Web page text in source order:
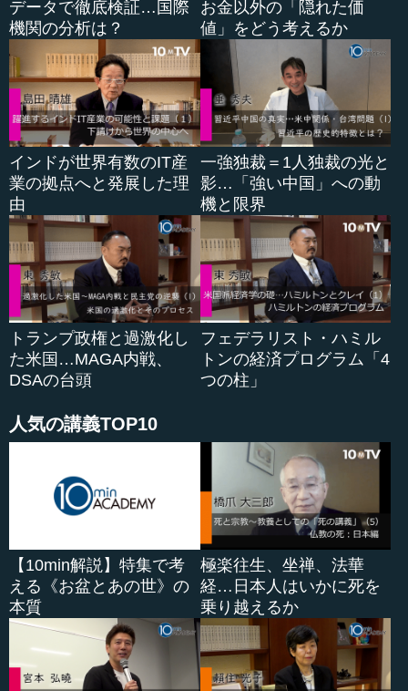
この重大な問い掛けに答える上で、まず整理すべき疑問
があります。それは、「中国の夢」とは誰の夢か、という
疑問です。「アメリカン・ドリーム」は、機会の平等、能
力主義、経済的活力、これらに満ちた自由民主の資本主義
大国だからこそ叶えられる、国民一人ひとりの夢です。頑
張っても頑張らなくても皆等しく貧しい社会主義国家に、
夢はありませんでした。そして、ソ連と東ヨーロッパの社
会主義陣営は崩壊したのです。
その中で、改革・開放によって経済チャンスを国民に与
えた中国共産党は生き残りました。それどころか、歴史上
最長で最高の経済成長を実現し、世界の成長センターとな
ったのです。一方、中間層の没落や格差の拡大で、「アメ
リカン・ドリーム」は過去のものとなりました。低成長、
デフレ、借金、人口減少、少子高齢化、こういった課題を
抱える日本でも、閉塞感が広がり、夢は聞かれなくなりま
した。
今、夢を語るのは中国です。そこ...
データで徹底検証…国際
機関の分析は？
お金以外の「隠れた価
値」をどう考えるか
インドが世界有数のIT産
業の拠点へと発展した理
由
一強独裁＝1人独裁の光と
影…「強い中国」への動
機と限界
トランプ政権と過激化し
た米国…MAGA内戦、
DSAの台頭
フェデラリスト・ハミル
トンの経済プログラム「4
つの柱」
人気の講義TOP10
【10min解説】特集で考
える《お盆とあの世》の
本質
極楽往生、坐禅、法華
経…日本人はいかに死を
乗り越えるか